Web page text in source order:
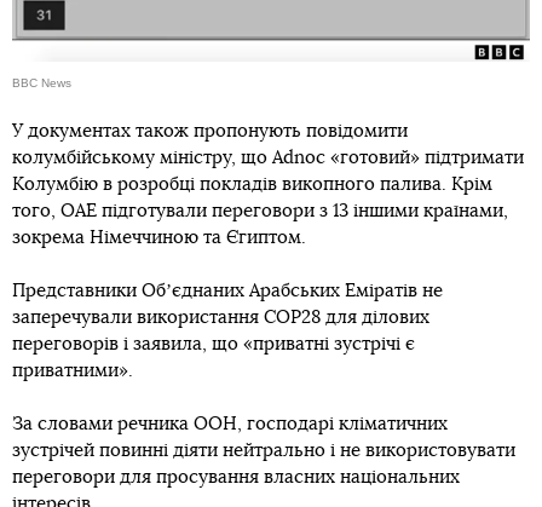
BBC News
У документах також пропонують повідомити
колумбійському міністру, що Adnoc «готовий» підтримати
Колумбію в розробці покладів викопного палива. Крім
того, ОАЕ підготували переговори з 13 іншими країнами,
зокрема Німеччиною та Єгиптом.
Представники Обʼєднаних Арабських Еміратів не
заперечували використання COP28 для ділових
переговорів і заявила, що «приватні зустрічі є
приватними».
За словами речника ООН, господарі кліматичних
зустрічей повинні діяти нейтрально і не використовувати
переговори для просування власних національних